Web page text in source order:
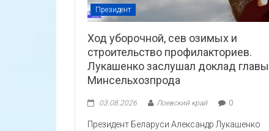
Президент
Ход уборочной, сев озимых и
строительство профилакториев.
Лукашенко заслушал доклад главы
Минсельхозпрода
03.08.2026 Лоевский край 0
Президент Беларуси Александр Лукашенко